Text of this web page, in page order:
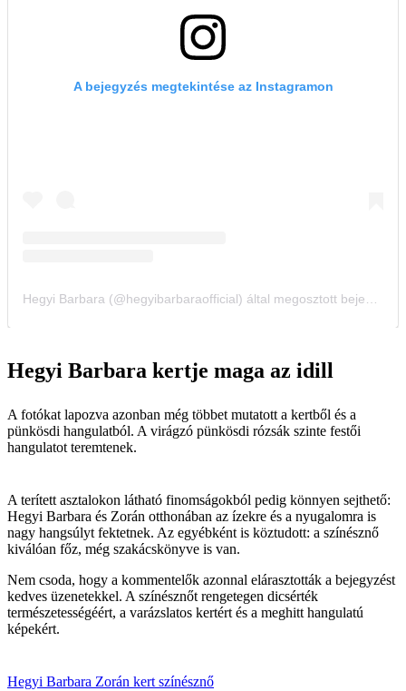
Hegyi Barbara kertje maga az idill
A fotókat lapozva azonban még többet mutatott a kertből és a
pünkösdi hangulatból. A virágzó pünkösdi rózsák szinte festői
hangulatot teremtenek.
A terített asztalokon látható finomságokból pedig könnyen sejthető:
Hegyi Barbara és Zorán otthonában az ízekre és a nyugalomra is
nagy hangsúlyt fektetnek. Az egyébként is köztudott: a színésznő
kiválóan főz, még szakácskönyve is van.
Nem csoda, hogy a kommentelők azonnal elárasztották a bejegyzést
kedves üzenetekkel. A színésznőt rengetegen dicsérték
természetességéért, a varázslatos kertért és a meghitt hangulatú
képekért.
Hegyi Barbara Zorán kert színésznő